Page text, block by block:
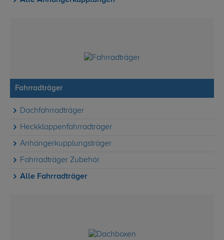
Fahrradträger
Dachfahrradträger
Heckklappenfahrradträger
Anhängerkupplungsträger
Fahrradträger Zubehör
Alle Fahrradträger